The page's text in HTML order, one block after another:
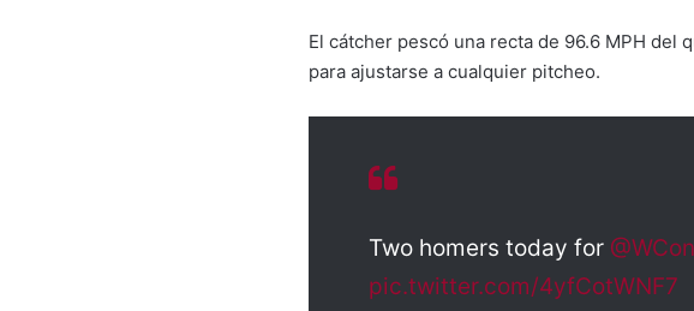
El cátcher pescó una recta de 96.6 MPH del
para ajustarse a cualquier pitcheo.
Two homers today for
pic.twitter.com/4yfCotWNF7